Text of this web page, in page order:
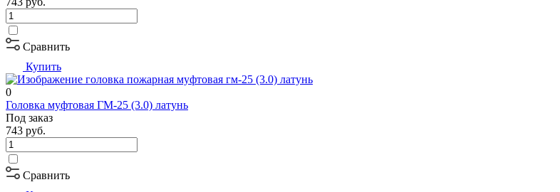
Сравнить
Купить
0
Головка муфтовая ГМ-25 (3.0) латунь
Под заказ
743 руб.
Сравнить